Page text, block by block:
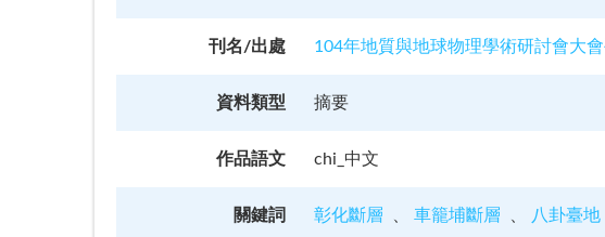
刊名/出處 104年地質與地球物理學術研討會大
資料類型 摘要
作品語文 chi_中文
關鍵詞 彰化斷層 車籠埔斷層 八卦臺地